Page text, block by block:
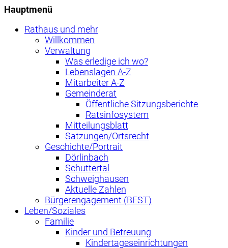
Hauptmenü
Rathaus und mehr
Willkommen
Verwaltung
Was erledige ich wo?
Lebenslagen A-Z
Mitarbeiter A-Z
Gemeinderat
Öffentliche Sitzungsberichte
Ratsinfosystem
Mitteilungsblatt
Satzungen/Ortsrecht
Geschichte/Portrait
Dörlinbach
Schuttertal
Schweighausen
Aktuelle Zahlen
Bürgerengagement (BEST)
Leben/Soziales
Familie
Kinder und Betreuung
Kindertageseinrichtungen